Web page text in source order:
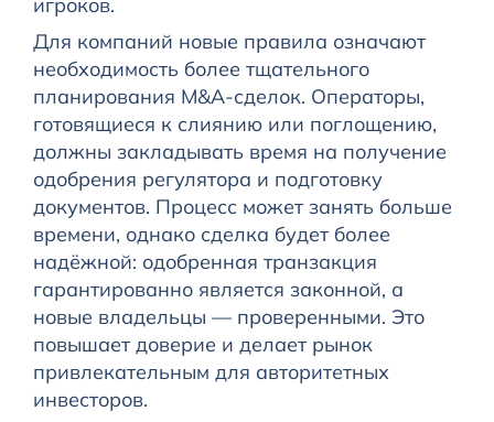
игроков.
Для компаний новые правила означают
необходимость более тщательного
планирования M&A-сделок. Операторы,
готовящиеся к слиянию или поглощению,
должны закладывать время на получение
одобрения регулятора и подготовку
документов. Процесс может занять больше
времени, однако сделка будет более
надёжной: одобренная транзакция
гарантированно является законной, а
новые владельцы — проверенными. Это
повышает доверие и делает рынок
привлекательным для авторитетных
инвесторов.